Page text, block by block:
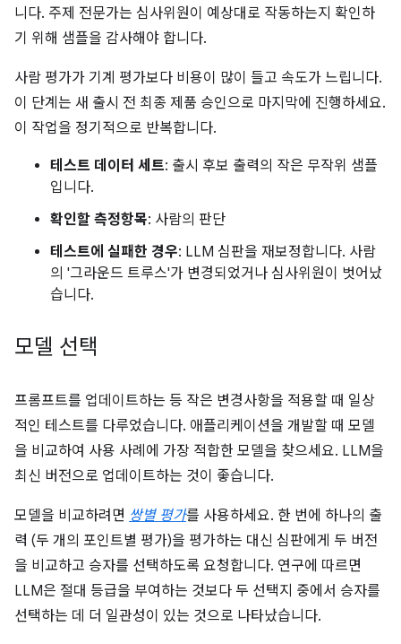
니다. 주제 전문가는 심사위원이 예상대로 작동하는지 확인하
기 위해 샘플을 감사해야 합니다.
사람 평가가 기계 평가보다 비용이 많이 들고 속도가 느립니다.
이 단계는 새 출시 전 최종 제품 승인으로 마지막에 진행하세요.
이 작업을 정기적으로 반복합니다.
테스트 데이터 세트: 출시 후보 출력의 작은 무작위 샘플
입니다.
확인할 측정항목: 사람의 판단
테스트에 실패한 경우: LLM 심판을 재보정합니다. 사람
의 '그라운드 트루스'가 변경되었거나 심사위원이 벗어났
습니다.
모델 선택
프롬프트를 업데이트하는 등 작은 변경사항을 적용할 때 일상
적인 테스트를 다루었습니다. 애플리케이션을 개발할 때 모델
을 비교하여 사용 사례에 가장 적합한 모델을 찾으세요. LLM을
최신 버전으로 업데이트하는 것이 좋습니다.
모델을 비교하려면 쌍별 평가를 사용하세요. 한 번에 하나의 출
력 (두 개의 포인트별 평가)을 평가하는 대신 심판에게 두 버전
을 비교하고 승자를 선택하도록 요청합니다. 연구에 따르면
LLM은 절대 등급을 부여하는 것보다 두 선택지 중에서 승자를
선택하는 데 더 일관성이 있는 것으로 나타났습니다.